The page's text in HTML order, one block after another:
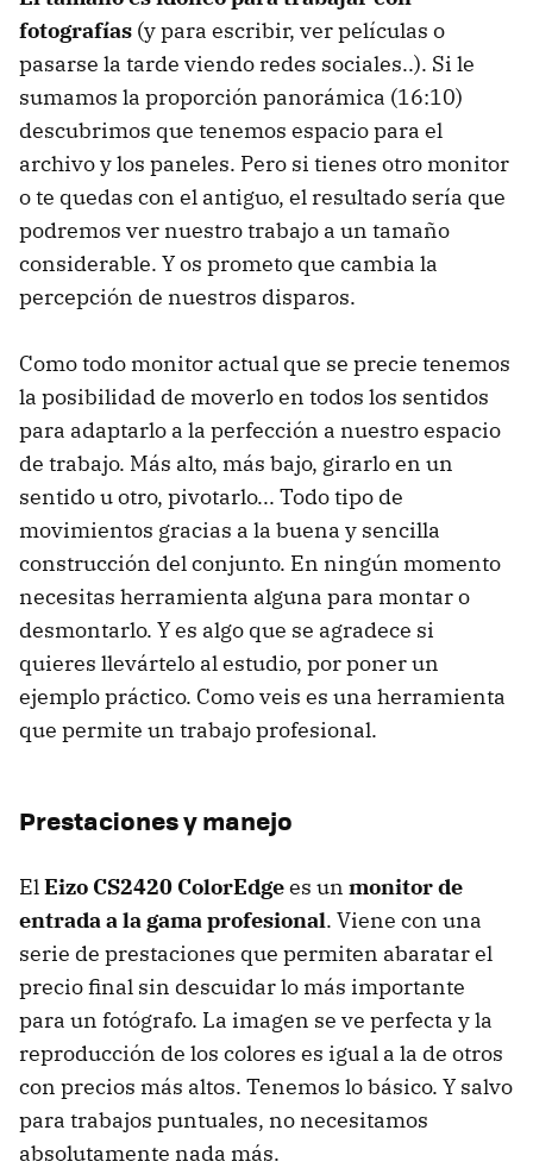
fotografías (y para escribir, ver películas o
pasarse la tarde viendo redes sociales..). Si le
sumamos la proporción panorámica (16:10)
descubrimos que tenemos espacio para el
archivo y los paneles. Pero si tienes otro monitor
o te quedas con el antiguo, el resultado sería que
podremos ver nuestro trabajo a un tamaño
considerable. Y os prometo que cambia la
percepción de nuestros disparos.
Como todo monitor actual que se precie tenemos
la posibilidad de moverlo en todos los sentidos
para adaptarlo a la perfección a nuestro espacio
de trabajo. Más alto, más bajo, girarlo en un
sentido u otro, pivotarlo... Todo tipo de
movimientos gracias a la buena y sencilla
construcción del conjunto. En ningún momento
necesitas herramienta alguna para montar o
desmontarlo. Y es algo que se agradece si
quieres llevártelo al estudio, por poner un
ejemplo práctico. Como veis es una herramienta
que permite un trabajo profesional.
Prestaciones y manejo
ElEizo CS2420 ColorEdgees un monitor de
entrada a la gama profesional. Viene con una
serie de prestaciones que permiten abaratar el
precio final sin descuidar lo más importante
para un fotógrafo. La imagen se ve perfecta y la
reproducción de los colores es igual a la de otros
con precios más altos. Tenemos lo básico. Y salvo
para trabajos puntuales, no necesitamos
absolutamente nada más.